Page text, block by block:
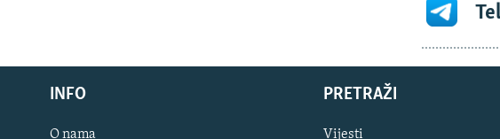
INFO
O nama
PRETRAŽI
Vijesti